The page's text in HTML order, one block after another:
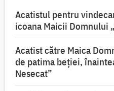
Acatistul pentru
icoana Maicii Domnului
Acatist către Maica
de patima beției,
Nesecat”